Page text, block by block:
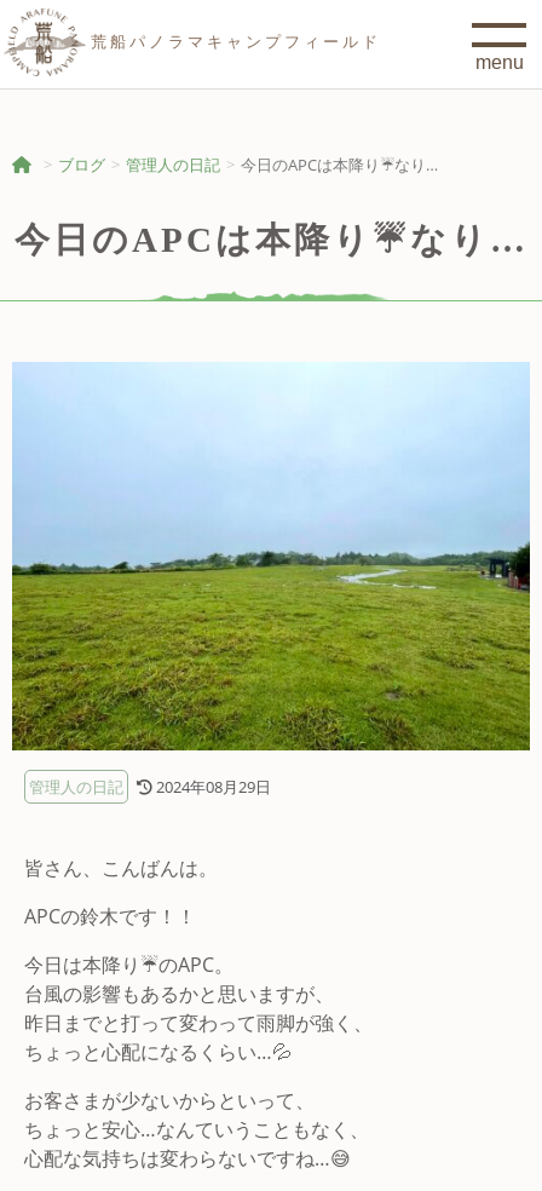
荒船パノラマキャンプフィールド
ブログ 管理人の日記 今日のAPCは本降り☔なり…
今日のAPCは本降り☔なり…
管理人の日記 2024年08月29日
皆さん、こんばんは。
APCの鈴木です！！
今日は本降り☔のAPC。
台風の影響もあるかと思いますが、
昨日までと打って変わって雨脚が強く、
ちょっと心配になるくらい…💦
お客さまが少ないからといって、
ちょっと安心…なんていうこともなく、
心配な気持ちは変わらないですね…😅